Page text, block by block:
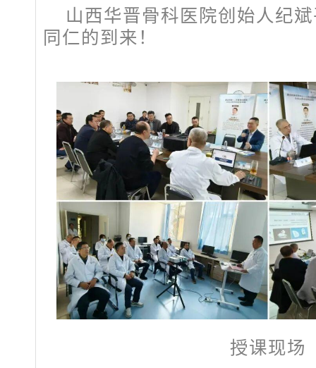
山西华晋骨科医院创始人纪
同仁的到来！
授课现场